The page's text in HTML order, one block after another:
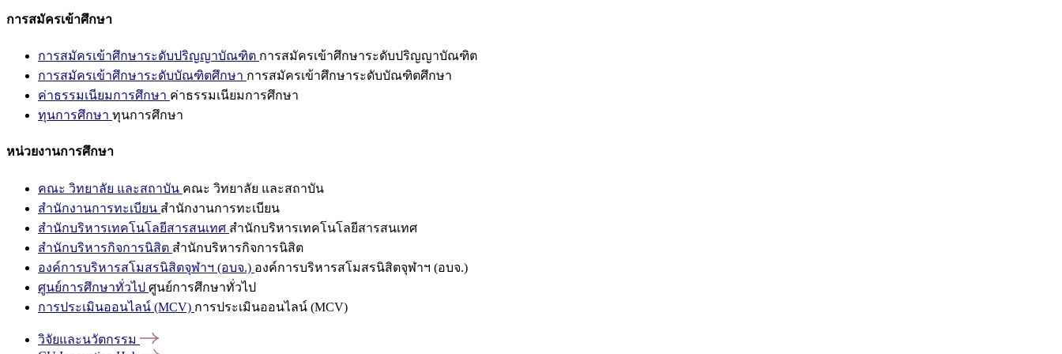
การสมัครเข้าศึกษา
การสมัครเข้าศึกษาระดับปริญญาบัณฑิต การสมัครเข้าศึกษาระดับปริญญาบัณฑิต
การสมัครเข้าศึกษาระดับบัณฑิตศึกษา การสมัครเข้าศึกษาระดับบัณฑิตศึกษา
ค่าธรรมเนียมการศึกษา ค่าธรรมเนียมการศึกษา
ทุนการศึกษา ทุนการศึกษา
หน่วยงานการศึกษา
คณะ วิทยาลัย และสถาบัน คณะ วิทยาลัย และสถาบัน
สำนักงานการทะเบียน สำนักงานการทะเบียน
สำนักบริหารเทคโนโลยีสารสนเทศ สำนักบริหารเทคโนโลยีสารสนเทศ
สำนักบริหารกิจการนิสิต สำนักบริหารกิจการนิสิต
องค์การบริหารสโมสรนิสิตจุฬาฯ (อบจ.) องค์การบริหารสโมสรนิสิตจุฬาฯ (อบจ.)
ศูนย์การศึกษาทั่วไป ศูนย์การศึกษาทั่วไป
การประเมินออนไลน์ (MCV) การประเมินออนไลน์ (MCV)
วิจัยและนวัตกรรม